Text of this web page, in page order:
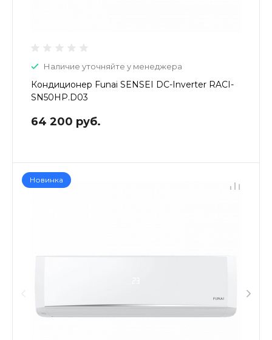
Наличие уточняйте у менеджера
Кондиционер Funai SENSEI DC-Inverter RACI-
SN50HP.D03
64 200 руб.
Новинка